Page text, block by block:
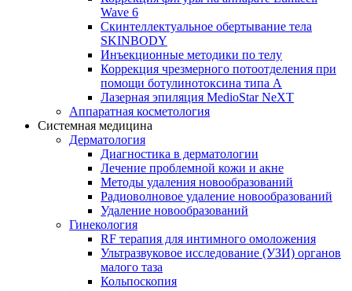
Wave 6
Скинтеллектуальное обертывание тела
SKINBODY
Инъекционные методики по телу
Коррекция чрезмерного потоотделения при
помощи ботулинотоксина типа А
Лазерная эпиляция MedioStar NeXT
Аппаратная косметология
Системная медицина
Дерматология
Диагностика в дерматологии
Лечение проблемной кожи и акне
Методы удаления новообразований
Радиоволновое удаление новообразований
Удаление новообразований
Гинекология
RF терапия для интимного омоложения
Ультразвуковое исследование (УЗИ) органов
малого таза
Кольпоскопия